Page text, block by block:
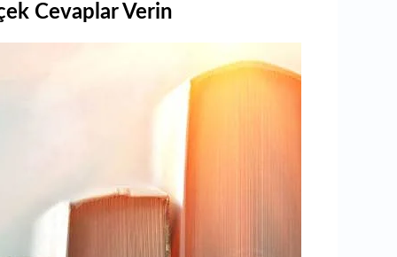
Cevaplar Verin